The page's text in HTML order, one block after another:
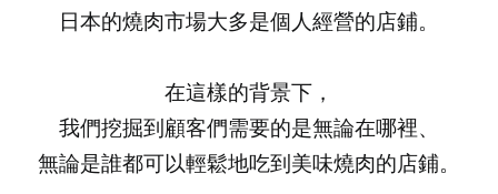
日本的燒肉市場大多是個人經營的店鋪。
在這樣的背景下，
我們挖掘到顧客們需要的是無論在哪裡、
無論是誰都可以輕鬆地吃到美味燒肉的店鋪。